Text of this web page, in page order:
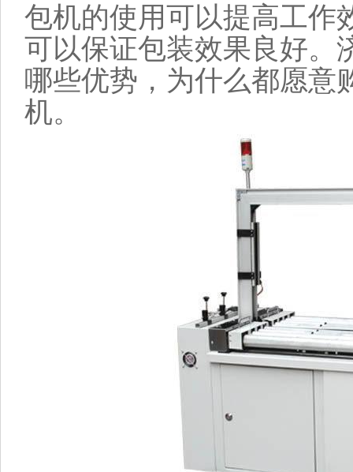
包机的使用可以提高工作
可以保证包装效果良好。
哪些优势，为什么都愿意
机。